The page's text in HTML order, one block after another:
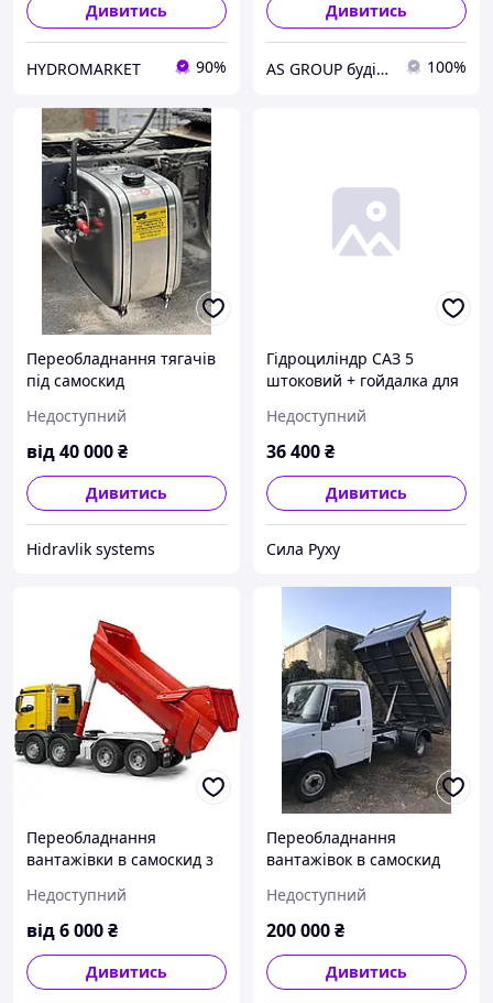
Дивитись
HYDROMARKET 90%
Дивитись
AS GROUP будівельно-промислова група 100%
Переобладнання тягачів
під самоскид
Недоступний
від40 000₴
Дивитись
Hidravlik sуstems
Гідроциліндр САЗ 5
штоковий + гойдалка для
самоскида ГЦ 3507-01-
8603010 ГЦ 111.02.015 11
Недоступний
36 400₴
Дивитись
Сила Руху
Переобладнання
вантажівки в самоскид з
Недоступний
від6 000₴
Дивитись
Переобладнання
вантажівок в самоскид
Недоступний
200 000₴
Дивитись